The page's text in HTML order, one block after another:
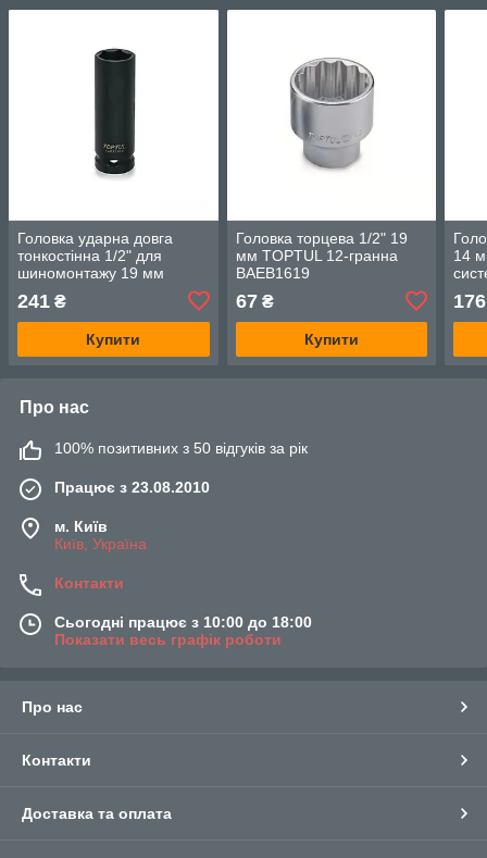
Головка ударна довга
тонкостінна 1/2" для
шиномонтажу 19 мм
241 ₴
Купити
Головка торцева 1/2" 19
мм TOPTUL 12-гранна
BAEB1619
67₴
Купити
14
176
Про нас
100% позитивних з 50 відгуків за рік
Працює з 23.08.2010
м. Київ
Київ, Україна
Контакти
Сьогодні працює з 10:00 до 18:00
Показати весь графік роботи
Про нас
Контакти
Доставка та оплата